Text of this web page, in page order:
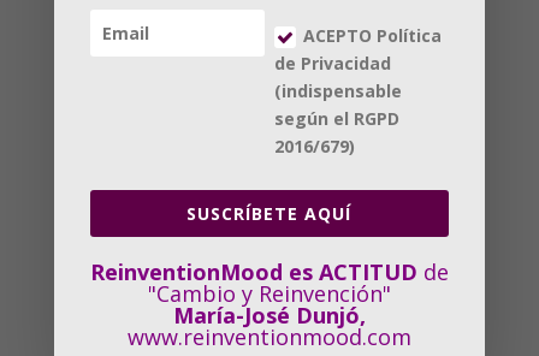
Guarda mi nombre, correo electrónico y web
en este navegador para la próxima vez que
ACEPTO Política
de Privacidad
(indispensable
según el RGPD
2016/679)
SUSCRÍBETE AQUÍ
ReinventionMood es ACTITUD de
"Cambio y Reinvención"
María-José Dunjó,
www.reinventionmood.com